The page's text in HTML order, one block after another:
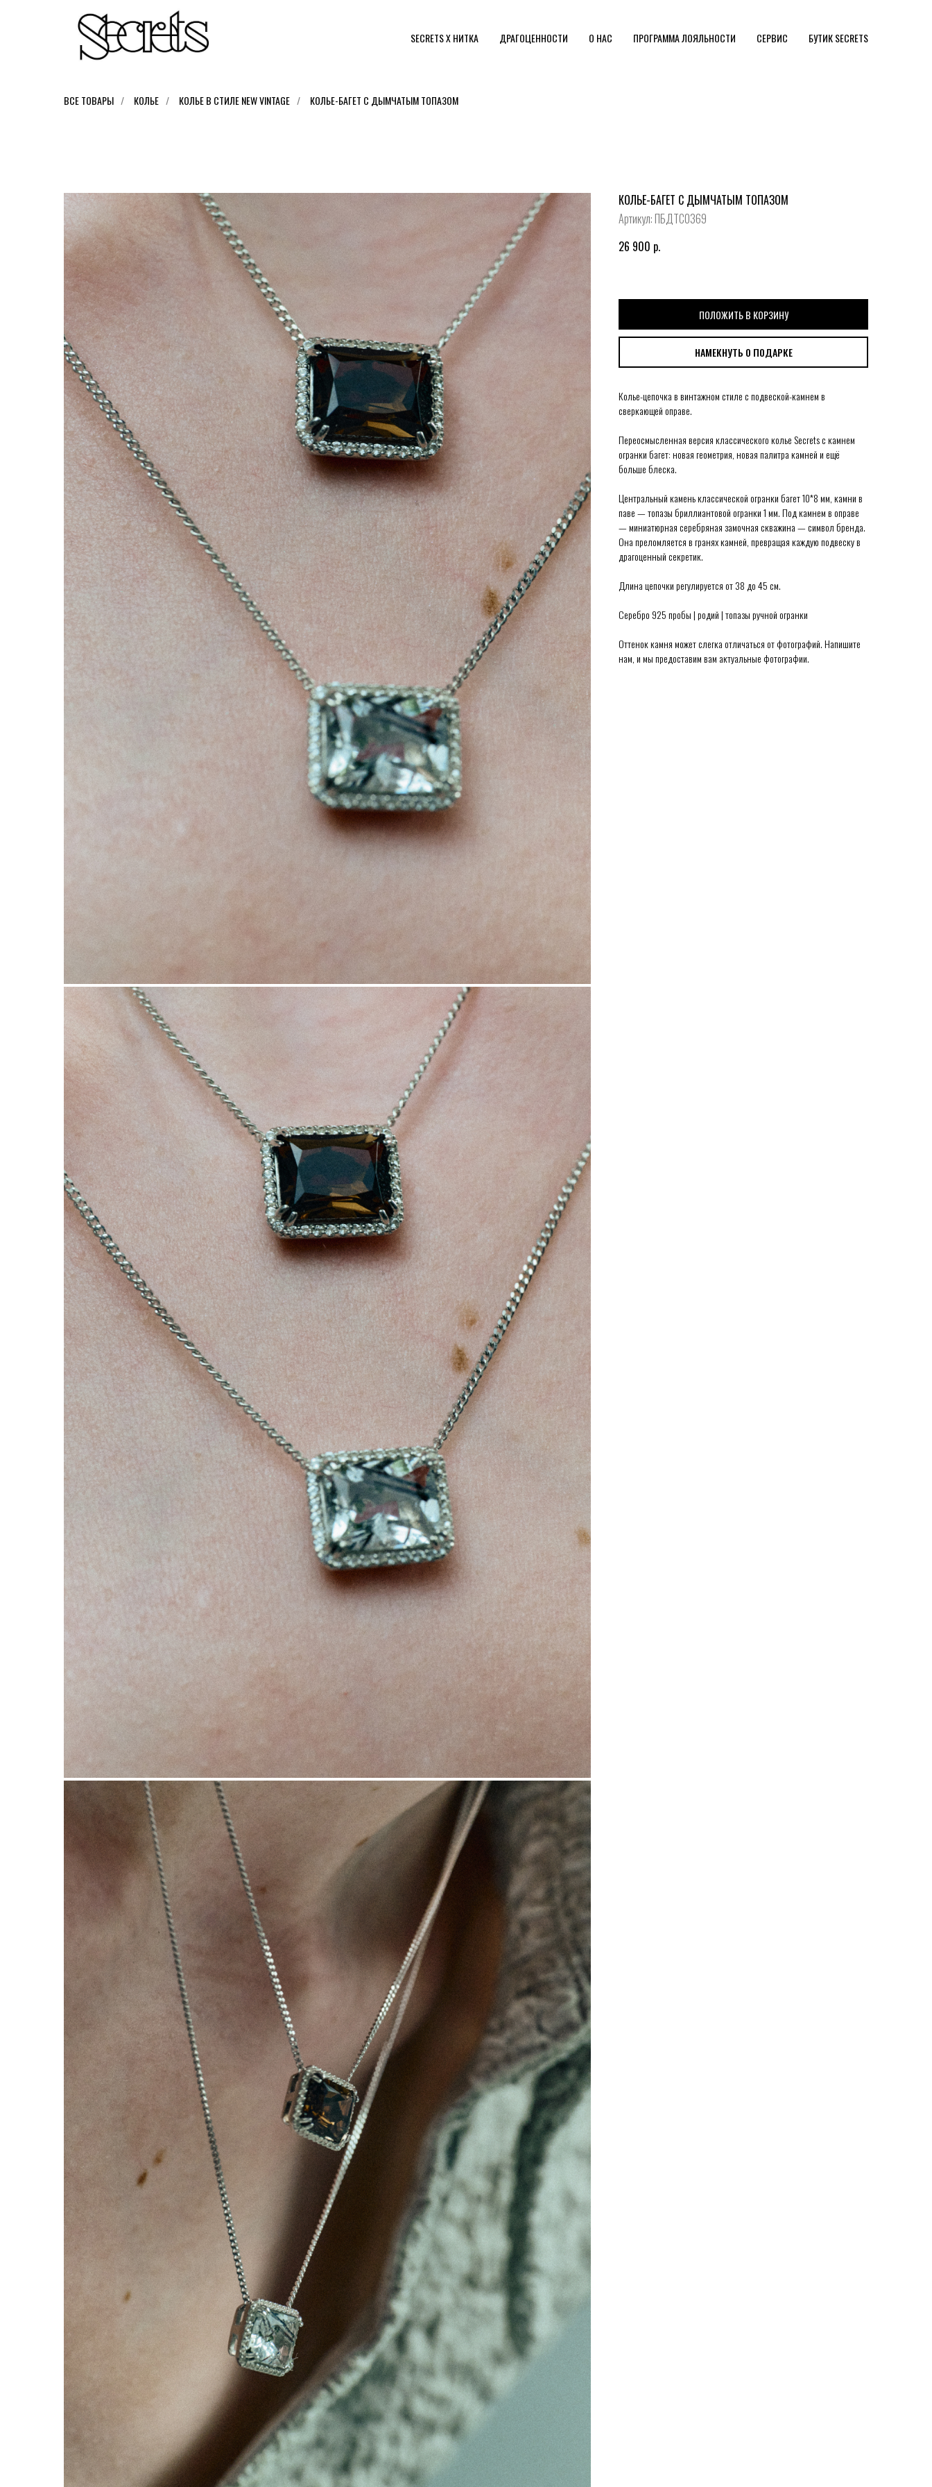
SECRETS X НИТКА ДРАГОЦЕННОСТИ О НАС ПРОГРАММА ЛОЯЛЬНОСТИ СЕРВИС БУТИК SECRETS
ВСЕ ТОВАРЫ / КОЛЬЕ / КОЛЬЕ В СТИЛЕ NEW VINTAGE / КОЛЬЕ-БАГЕТ С ДЫМЧАТЫМ ТОПАЗОМ
КОЛЬЕ-БАГЕТ С ДЫМЧАТЫМ ТОПАЗОМ
Артикул:ПБДТС0369
26 900 р.
ПОЛОЖИТЬ В КОРЗИНУ
НАМЕКНУТЬ О ПОДАРКЕ
Колье-цепочка в винтажном стиле с подвеской-камнем в
сверкающей оправе.
Переосмысленная версия классического колье Secrets с камнем
огранки багет: новая геометрия, новая палитра камней и ещё
больше блеска.
Центральный камень классической огранки багет 10*8 мм, камни в
паве — топазы бриллиантовой огранки 1 мм. Под камнем в оправе
— миниатюрная серебряная замочная скважина — символ бренда.
Она преломляется в гранях камней, превращая каждую подвеску в
драгоценный секретик.
Длина цепочки регулируется от 38 до 45 см.
Серебро 925 пробы | родий | топазы ручной огранки
Оттенок камня может слегка отличаться от фотографий. Напишите
нам, и мы предоставим вам актуальные фотографии.